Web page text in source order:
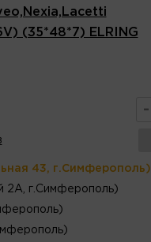
(35*48*7) ELRING
-
43, г.Симферополь)
2А, г.Симферополь)